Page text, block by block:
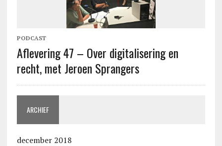
PODCAST
Aflevering 47 – Over digitalisering en
recht, met Jeroen Sprangers
ARCHIEF
december 2018